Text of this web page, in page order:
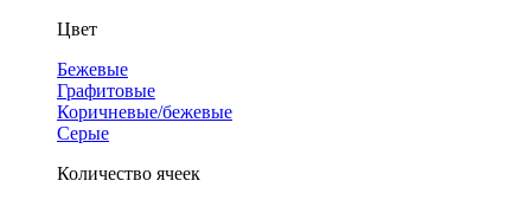
Цвет
Бежевые
Графитовые
Коричневые/бежевые
Серые
Количество ячеек